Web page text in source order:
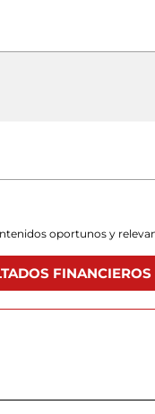
oportunos y
FINANCIEROS